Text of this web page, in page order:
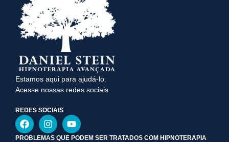
Estamos aqui para ajudá-lo.
Acesse nossas redes sociais.
REDES SOCIAIS
PROBLEMAS QUE PODEM SER TRATADOS COM HIPNOTERAPIA